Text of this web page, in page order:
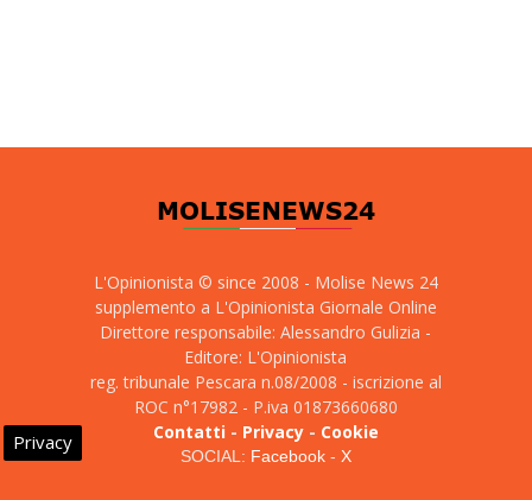
L'Opinionista © since 2008 - Molise News 24
supplemento a L'Opinionista Giornale Online
Direttore responsabile: Alessandro Gulizia -
Editore: L'Opinionista
reg. tribunale Pescara n.08/2008 - iscrizione al
ROC n°17982 - P.iva 01873660680
Contatti- Privacy- Cookie
SOCIAL: Facebook- X
Privacy